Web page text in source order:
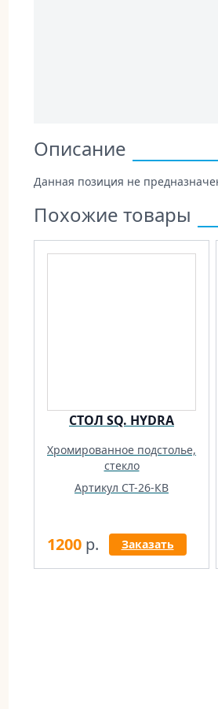
Описание
Данная позиция не
Похожие товары
СТОЛ SQ. HYDRA
Хромированное подстолье,
стекло
Артикул СТ-26-КВ
1200 р. Заказать